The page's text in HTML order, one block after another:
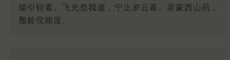
烟引轻素。飞光忽我遒，宁止岁云暮。若蒙西山药，
颓龄傥能度。